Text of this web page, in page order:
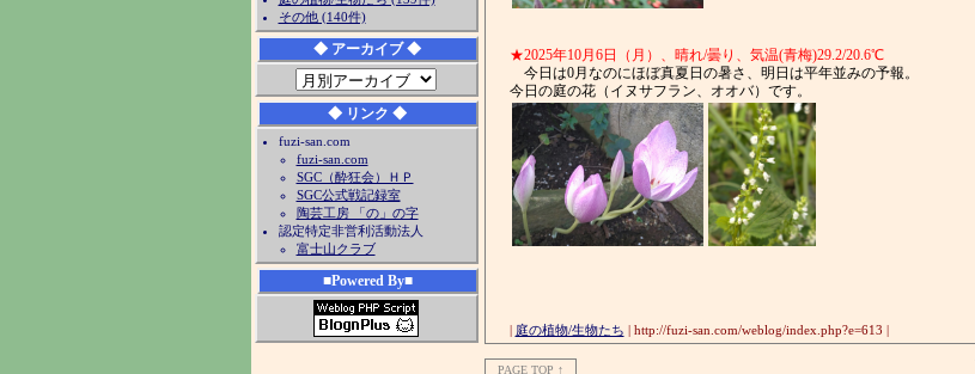
その他 (140件)
◆ アーカイブ ◆
◆ リンク ◆
fuzi-san.com
fuzi-san.com
SGC（酔狂会）ＨＰ
SGC公式戦記録室
陶芸工房 「の」の字
認定特定非営利活動法人
富士山クラブ
■Powered By■
★2025年10月6日（月）、晴れ/曇り、気温(青梅)29.2/20.6℃
今日は0月なのにほぼ真夏日の暑さ、明日は平年並みの予報。
今日の庭の花（イヌサフラン、オオバ）です。
| 庭の植物/生物たち | http://fuzi-san.com/weblog/index.php?e=613 |
PAGE TOP ↑